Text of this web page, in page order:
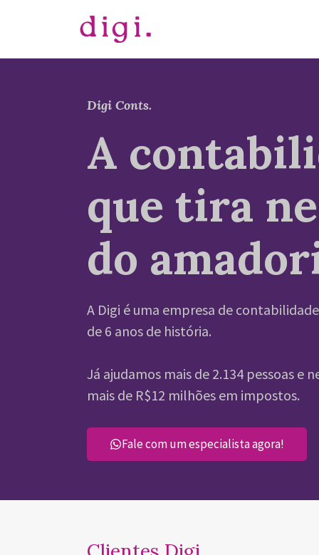
conteúdo
Digi Conts.
A
que tira
do
A Digi é uma empresa de
de 6 anos de história.
Já ajudamos mais de 2.134 pessoas e
mais de R$12 milhões em impostos.
Fale com um especialista agora!